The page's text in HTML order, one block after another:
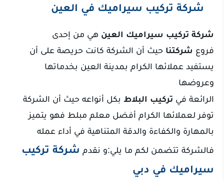
شركة تركيب سيراميك في العين
شركة تركيب سيراميك العين هي من إحدى
فروع شركتنا حيث أن الشركة كانت حريصة على أن
يستفيد عملائها الكرام بمدينة العين بخدماتها
وعروضها
الرائعة في تركيب البلاط بكل أنواعه حيث أن الشركة
توفر لعملائها الكرام أفضل معلم مبلط فهو يتميز
بالمهارة والكفاءة والدقة المتناهية في أداء عمله
فالشركة تتضمن لكم ما يلي:و نقدم شركة تركيب
سيراميك في دبي